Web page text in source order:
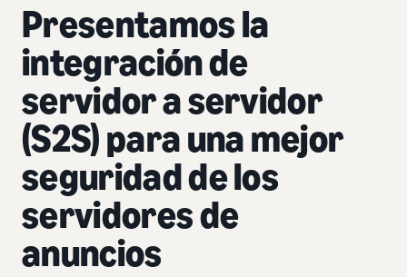
Presentamos la
integración de
servidor a servidor
(S2S) para una mejor
seguridad de los
servidores de
anuncios